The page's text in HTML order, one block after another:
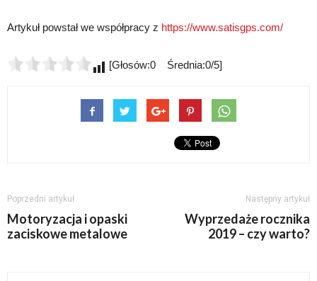
Artykuł powstał we współpracy z https://www.satisgps.com/
[Głosów:0 Średnia:0/5]
Poprzedni artykuł
Motoryzacja i opaski
zaciskowe metalowe
Następny artykuł
Wyprzedaże rocznika
2019 – czy warto?